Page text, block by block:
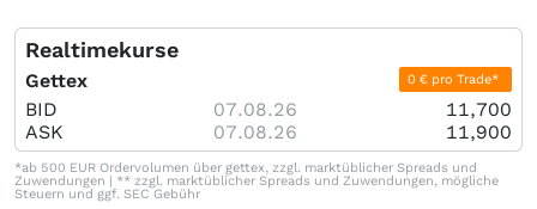
Realtimekurse
Gettex 0 € pro Trade*
BID 07.08.26
11,700
ASK
07.08.26 11,900
*ab 500 EUR Ordervolumen über gettex, zzgl. marktüblicher Spreads und
Zuwendungen | ** zzgl. marktüblicher Spreads und Zuwendungen, mögliche
Steuern und ggf. SEC Gebühr